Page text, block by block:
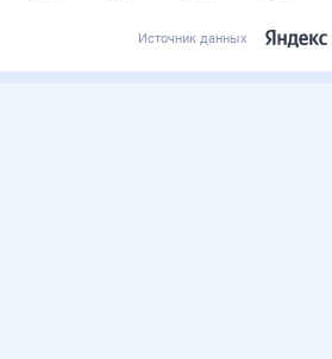
Источник данных